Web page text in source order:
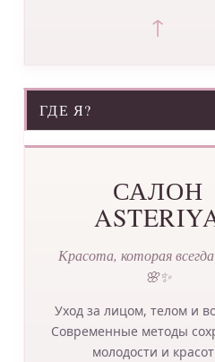
↑
ГДЕ Я?
САЛОН
Красота, которая
🌸✨
Уход за лицом, телом и
Современные методы
молодости и